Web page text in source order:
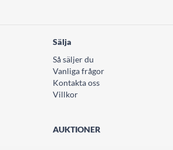
Sälja
Så säljer du
Vanliga frågor
Kontakta oss
Villkor
AUKTIONER